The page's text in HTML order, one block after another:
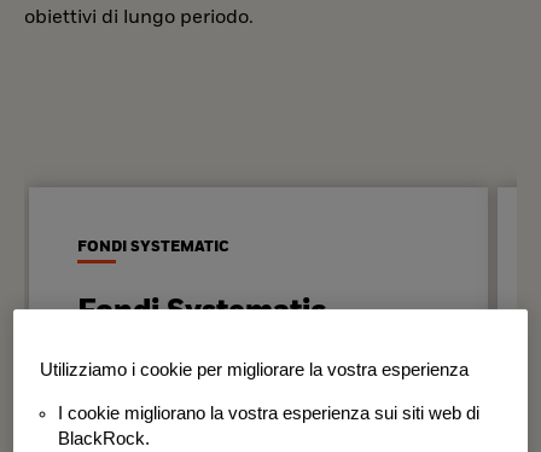
obiettivi di lungo periodo.
FONDI SYSTEMATIC
Fondi Systematic
Strategie quantitative basate sui dati
disciplinato e coerente nel tempo.
Utilizziamo i cookie per migliorare la vostra esperienza
I cookie migliorano la vostra esperienza sui siti web di
BlackRock.